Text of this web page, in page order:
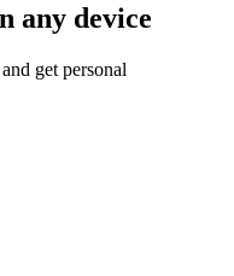
any device
get personal